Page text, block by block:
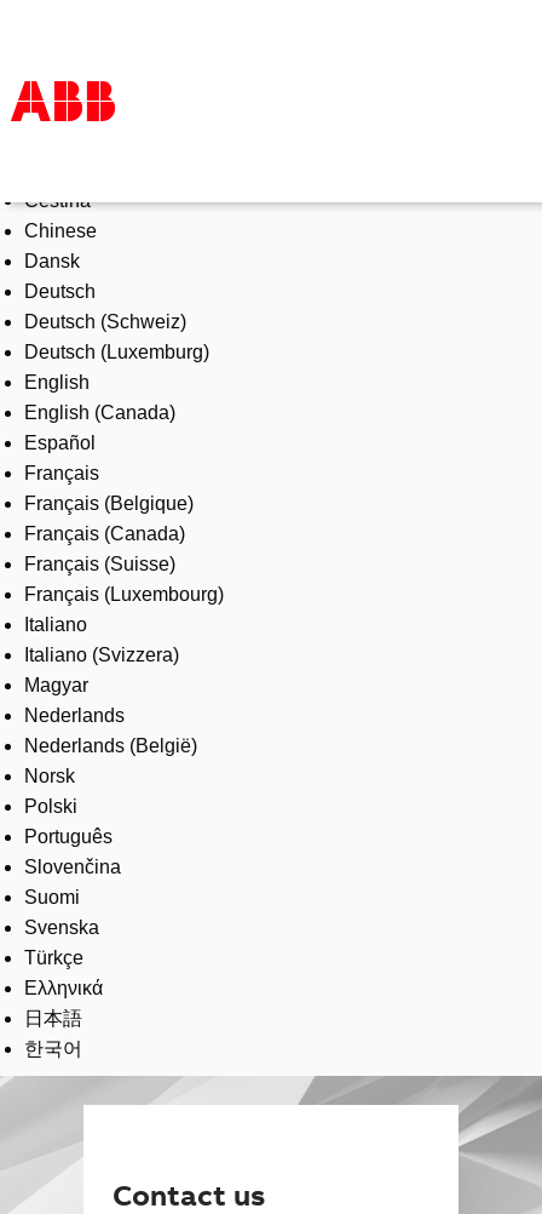
Products & Solutions
Industries
Services
About us
Where to buy
Contact us
Careers
Čeština
Chinese
Dansk
Deutsch
Deutsch (Schweiz)
Deutsch (Luxemburg)
English
English (Canada)
Español
Français
Français (Belgique)
Français (Canada)
Français (Suisse)
Français (Luxembourg)
Italiano
Italiano (Svizzera)
Magyar
Nederlands
Nederlands (België)
Norsk
Polski
Português
Slovenčina
Suomi
Svenska
Türkçe
Ελληνικά
日本語
한국어
Contact us